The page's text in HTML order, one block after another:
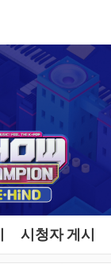
시청자 게시